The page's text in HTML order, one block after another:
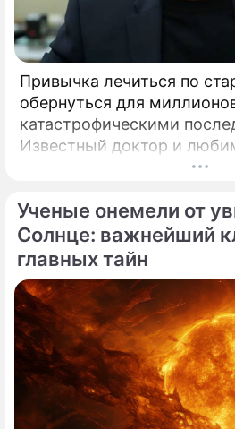
Привычка лечиться по
обернуться для
катастрофическими
Известный доктор и
миллионов Александр
мировой медицине,
перечеркнул все наши
представления о здоровье.
Ученые онемели от
Солнце: важнейший
главных тайн